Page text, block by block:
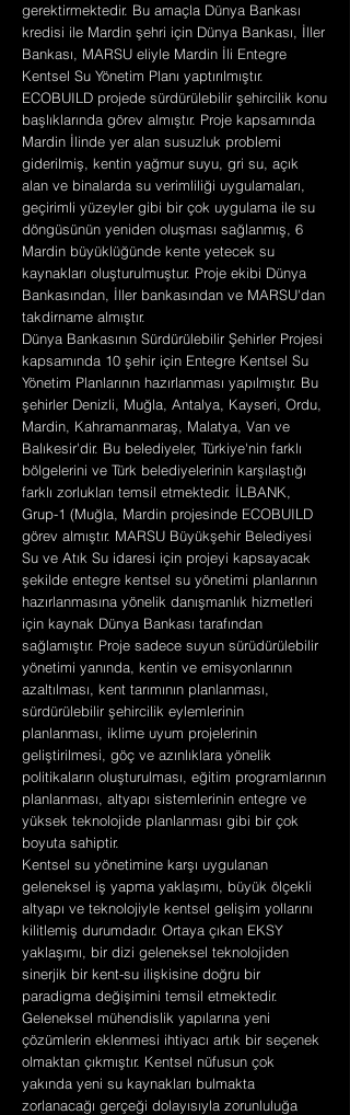
gerektirmektedir. Bu amaçla Dünya Bankası
kredisi ile Mardin şehri için Dünya Bankası, İller
Bankası, MARSU eliyle Mardin İli Entegre
Kentsel Su Yönetim Planı yaptırılmıştır.
ECOBUILD projede sürdürülebilir şehircilik konu
başlıklarında görev almıştır. Proje kapsamında
Mardin İlinde yer alan susuzluk problemi
giderilmiş, kentin yağmur suyu, gri su, açık
alan ve binalarda su verimliliği uygulamaları,
geçirimli yüzeyler gibi bir çok uygulama ile su
döngüsünün yeniden oluşması sağlanmış, 6
Mardin büyüklüğünde kente yetecek su
kaynakları oluşturulmuştur. Proje ekibi Dünya
Bankasından, İller bankasından ve MARSU'dan
takdirname almıştır.
Dünya Bankasının Sürdürülebilir Şehirler Projesi
kapsamında 10 şehir için Entegre Kentsel Su
Yönetim Planlarının hazırlanması yapılmıştır. Bu
şehirler Denizli, Muğla, Antalya, Kayseri, Ordu,
Mardin, Kahramanmaraş, Malatya, Van ve
Balıkesir'dir. Bu belediyeler, Türkiye'nin farklı
bölgelerini ve Türk belediyelerinin karşılaştığı
farklı zorlukları temsil etmektedir. İLBANK,
Grup-1 (Muğla, Mardin projesinde ECOBUILD
görev almıştır. MARSU Büyükşehir Belediyesi
Su ve Atık Su idaresi için projeyi kapsayacak
şekilde entegre kentsel su yönetimi planlarının
hazırlanmasına yönelik danışmanlık hizmetleri
için kaynak Dünya Bankası tarafından
sağlamıştır. Proje sadece suyun sürüdürülebilir
yönetimi yanında, kentin ve emisyonlarının
azaltılması, kent tarımının planlanması,
sürdürülebilir şehircilik eylemlerinin
planlanması, iklime uyum projelerinin
geliştirilmesi, göç ve azınlıklara yönelik
politikaların oluşturulması, eğitim programlarının
planlanması, altyapı sistemlerinin entegre ve
yüksek teknolojide planlanması gibi bir çok
boyuta sahiptir.
Kentsel su yönetimine karşı uygulanan
geleneksel iş yapma yaklaşımı, büyük ölçekli
altyapı ve teknolojiyle kentsel gelişim yollarını
kilitlemiş durumdadır. Ortaya çıkan EKSY
yaklaşımı, bir dizi geleneksel teknolojiden
sinerjik bir kent-su ilişkisine doğru bir
paradigma değişimini temsil etmektedir.
Geleneksel mühendislik yapılarına yeni
çözümlerin eklenmesi ihtiyacı artık bir seçenek
olmaktan çıkmıştır. Kentsel nüfusun çok
yakında yeni su kaynakları bulmakta
zorlanacağı gerçeği dolayısıyla zorunluluğa